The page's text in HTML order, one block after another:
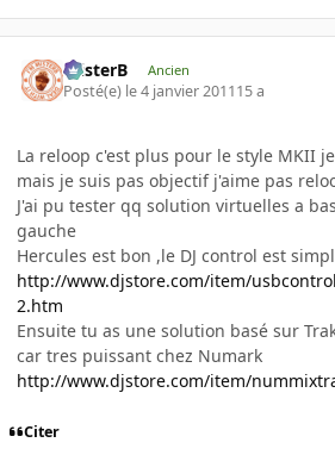
misterB Ancien
Posté(e) le 4 janvier 201115 a
La reloop c'est plus pour le style MKII
mais je suis pas objectif j'aime pas
J'ai pu tester qq solution virtuelles a
gauche
Hercules est bon ,le DJ control est
http://www.djstore.com/item/
2.htm
Ensuite tu as une solution basé sur
car tres puissant chez Numark
http://www.djstore.com/item/
Citer